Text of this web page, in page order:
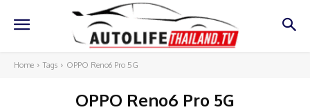
Home Tags OPPO Reno6 Pro 5G
OPPO Reno6 Pro 5G